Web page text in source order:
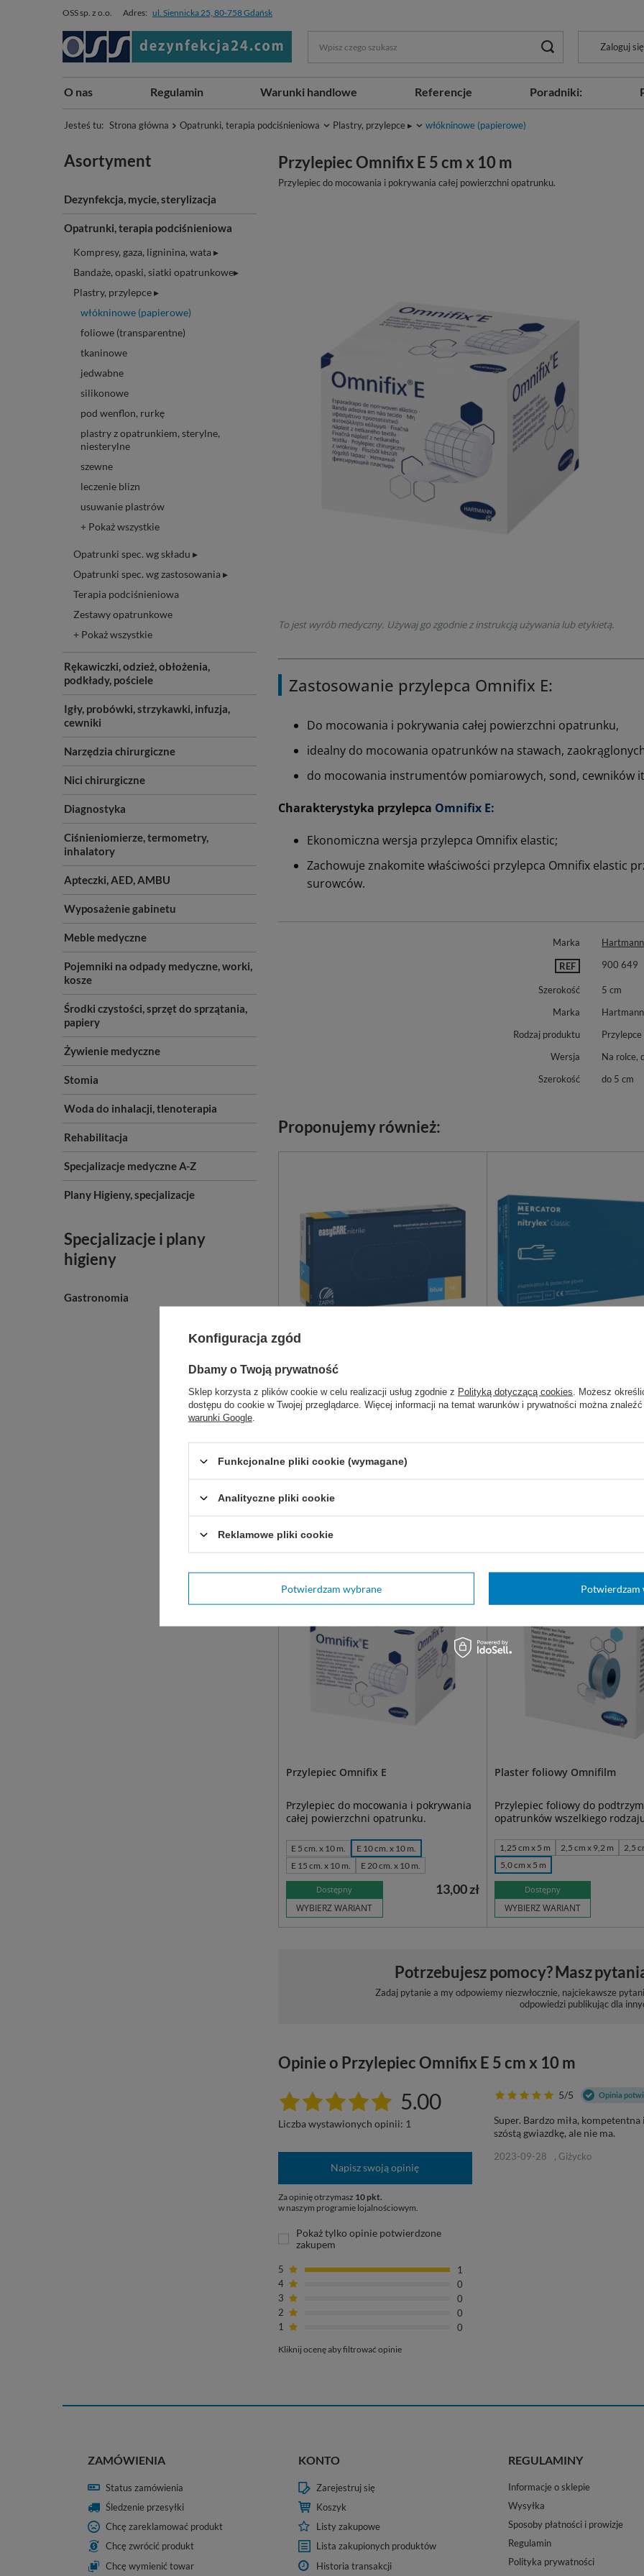
OSS sp. z o.o. Adres: ul. Siennicka 25, 80-758 Gdańsk
Zaloguj się
O nas Regulamin Warunki handlowe Referencje Poradniki:
Jesteś tu: Strona główna Opatrunki, terapia podciśnieniowa Plastry, przylepce ▸ włókninowe (papierowe)
Asortyment
Dezynfekcja, mycie, sterylizacja
Opatrunki, terapia podciśnieniowa
Kompresy, gaza, ligninina, wata ▸
Bandaże, opaski, siatki opatrunkowe▸
Plastry, przylepce ▸
włókninowe (papierowe)
foliowe (transparentne)
tkaninowe
jedwabne
silikonowe
pod wenflon, rurkę
plastry z opatrunkiem, sterylne,
niesterylne
szewne
leczenie blizn
usuwanie plastrów
+ Pokaż wszystkie
Opatrunki spec. wg składu ▸
Opatrunki spec. wg zastosowania ▸
Terapia podciśnieniowa
Zestawy opatrunkowe
+ Pokaż wszystkie
Rękawiczki, odzież, obłożenia,
podkłady, pościele
Igły, probówki, strzykawki, infuzja,
cewniki
Narzędzia chirurgiczne
Nici chirurgiczne
Diagnostyka
Ciśnieniomierze, termometry,
inhalatory
Apteczki, AED, AMBU
Wyposażenie gabinetu
Meble medyczne
Pojemniki na odpady medyczne, worki,
kosze
Środki czystości, sprzęt do sprzątania,
papiery
Żywienie medyczne
Stomia
Woda do inhalacji, tlenoterapia
Rehabilitacja
Specjalizacje medyczne A-Z
Plany Higieny, specjalizacje
Specjalizacje i plany
higieny
Gastronomia
Przylepiec Omnifix E 5 cm x 10 m
Przylepiec do mocowania i pokrywania całej powierzchni opatrunku.
To jest wyrób medyczny. Używaj go zgodnie z instrukcją używania lub etykietą.
Zastosowanie przylepca Omnifix E:
Do mocowania i pokrywania całej powierzchni opatrunku,
idealny do mocowania opatrunków na stawach,
do mocowania instrumen­tów pomiarowych, sond, cewników
Charakterystyka przylepca Omnifix E:
Ekonomiczna wersja przylepca Omnifix elastic;
Zachowuje znakomite właściwości przylepca Omnifix elastic
surowców.
Marka Hartmann
REF 900 649
Szerokość
5 cm
Marka
Hartmann
Rodzaj produktu
Wersja
Na rolce,
Szerokość
do 5 cm
Proponujemy również:
easyCARE rękawice nitrylowe
bezpudrowe niebieskie (100 szt.)
niesterylne, do badań diagnostycznych.
Dostępny
Syntetyczne, nitrylowe
bezpudrowe są zalecane dla
Zobacz także:
Przylepiec Omnifix E
Przylepiec do mocowania i pokrywania
całej powierzchni opatrunku.
E 5 cm. x 10 m.
E 10 cm. x 10 m.
E 15 cm. x 10 m.
E 20 cm. x 10 m.
Dostępny
WYBIERZ WARIANT
13,00 zł
Plaster foliowy Omnifilm
Przylepiec foliowy do
opatrunków wszel­kiego
1,25 cm x 5 m 2,5 cm x 9,2 m
2,5
5,0 cm x 5 m
Dostępny
WYBIERZ WARIANT
Potrzebujesz pomocy? Masz
Zadaj pytanie a my odpowiemy niezwłocznie, najciekawsze
odpowiedzi publikując dla
Opinie o Przylepiec Omnifix E 5 cm x 10 m
5.00
Liczba wystawionych opinii: 1
Napisz swoją opinię
Za opinię otrzymasz 10 pkt.
w naszym programie lojalnościowym.
Pokaż tylko opinie potwierdzone
zakupem
5
1
4
0
3
0
2
0
1
0
Kliknij ocenę aby filtrować opinie
5/5 Opinia
Super. Bardzo miła,
szóstą gwiazdkę, ale nie ma.
2023-09-28 , Giżycko
ZAMÓWIENIA
Status zamówienia
Śledzenie przesyłki
Chcę zareklamować produkt
Chcę zwrócić produkt
Chcę wymienić towar
KONTO
Zarejestruj się
Koszyk
Listy zakupowe
Lista zakupionych produktów
Historia transakcji
REGULAMINY
Informacje o sklepie
Wysyłka
Sposoby płatności i prowizje
Regulamin
Polityka prywatności
Konfiguracja zgód
Dbamy o Twoją prywatność
Sklep korzysta z plików cookie w celu realizacji usług zgodnie z Polityką dotyczącą cookies . Możesz
dostępu do cookie w Twojej przeglądarce. Więcej informacji na temat warunków i prywatności można
warunki Google
Funkcjonalne pliki cookie (wymagane)
Analityczne pliki cookie
Reklamowe pliki cookie
Potwierdzam wybrane Potwierdzam